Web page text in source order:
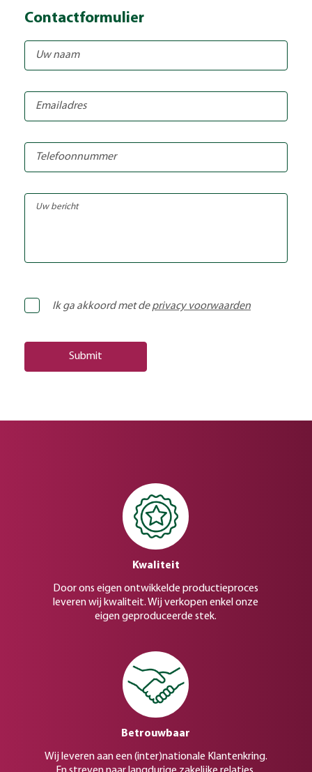
Contactformulier
Ik ga akkoord met deprivacy voorwaarden
Kwaliteit
Door ons eigen ontwikkelde productieproces
leveren wij kwaliteit. Wij verkopen enkel onze
eigen geproduceerde stek.
Betrouwbaar
Wij leveren aan een (inter)nationale Klantenkring.